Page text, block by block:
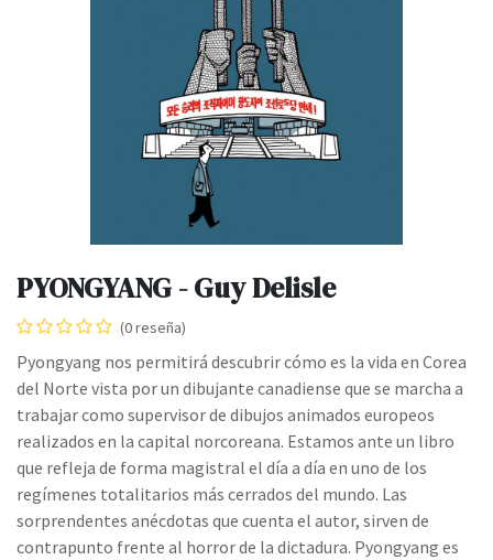
PYONGYANG - Guy Delisle
(0 reseña)
Pyongyang nos permitirá descubrir cómo es la vida en Corea
del Norte vista por un dibujante canadiense que se marcha a
trabajar como supervisor de dibujos animados europeos
realizados en la capital norcoreana. Estamos ante un libro
que refleja de forma magistral el día a día en uno de los
regímenes totalitarios más cerrados del mundo. Las
sorprendentes anécdotas que cuenta el autor, sirven de
contrapunto frente al horror de la dictadura. Pyongyang es